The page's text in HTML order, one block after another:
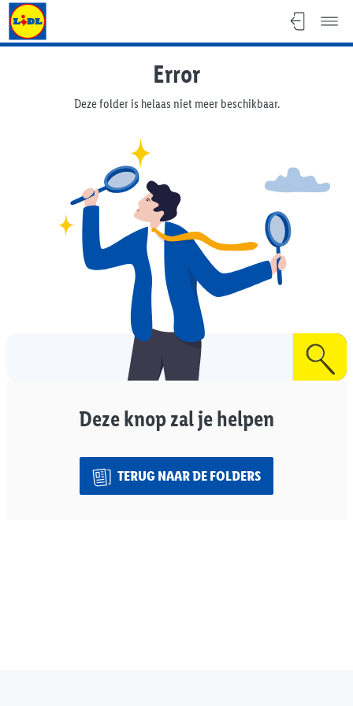
Lidl Flyer
Error
Deze folder is helaas niet meer beschikbaar.
Deze knop zal je helpen
TERUG NAAR DE FOLDERS